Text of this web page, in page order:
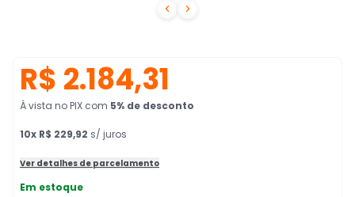
 
R$ 2.184,31
À vista no PIX com 5% de desconto
10x R$ 229,92 s/ juros
Ver detalhes de parcelamento
Em estoque